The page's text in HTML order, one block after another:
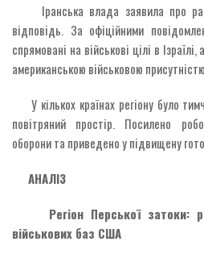
Іранська влада заявила про
відповідь. За офіційними
спрямовані на військові цілі в
американською військовою
У кількох країнах регіону було
повітряний простір. Посилено
оборони та приведено у підвищену
АНАЛІЗ
Регіон Перської затоки:
військових баз США